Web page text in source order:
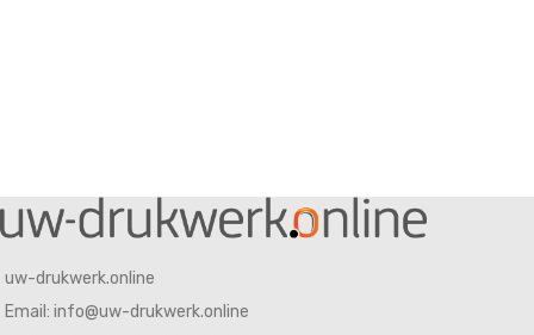
uw-drukwerk.online
Email: info@uw-drukwerk.online